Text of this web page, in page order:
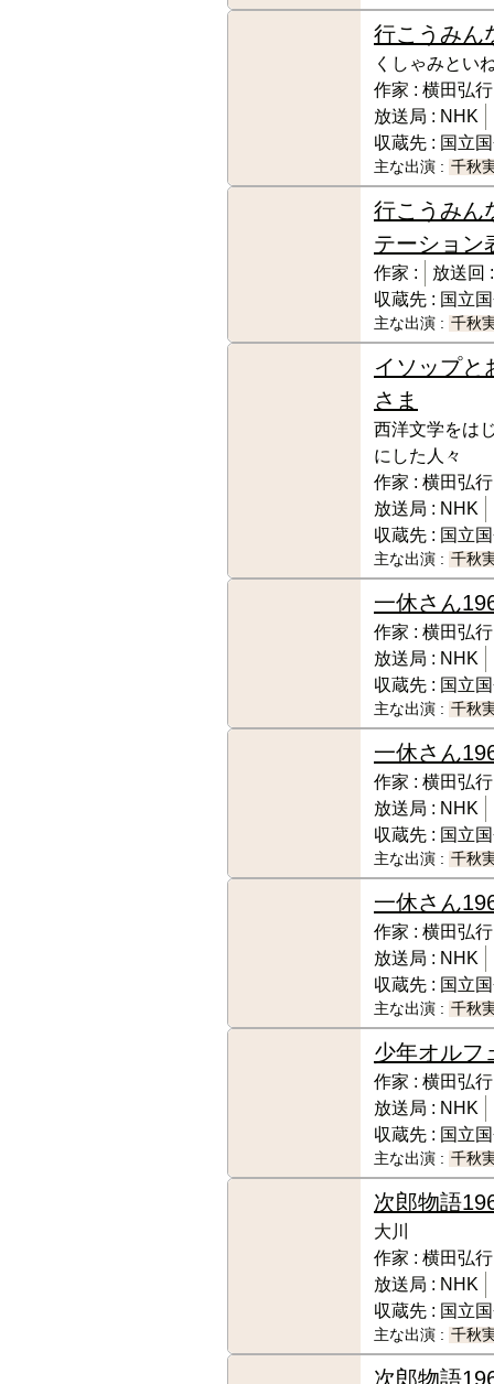
行こうみん
くしゃみとい
作家 : 横田弘行
放送局 : NHK
収蔵先 : 国立
主な出演 : 千秋
行こうみん
テーション
作家 :
放送回 :
収蔵先 : 国立
主な出演 : 千秋
イソップと
さま
西洋文学をは
にした人々
作家 : 横田弘行
放送局 : NHK
収蔵先 : 国立
主な出演 : 千秋
一休さん
作家 : 横田弘行
放送局 : NHK
収蔵先 : 国立
主な出演 : 千秋
一休さん
作家 : 横田弘行
放送局 : NHK
収蔵先 : 国立
主な出演 : 千秋
一休さん
作家 : 横田弘行
放送局 : NHK
収蔵先 : 国立
主な出演 : 千秋
少年オルフ
作家 : 横田弘行
放送局 : NHK
収蔵先 : 国立
主な出演 : 千秋
次郎物語
大川
作家 : 横田弘行
放送局 : NHK
収蔵先 : 国立
主な出演 : 千秋
次郎物語